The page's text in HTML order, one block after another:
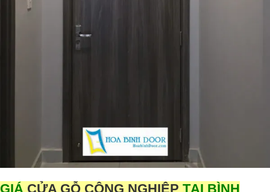
GIÁ CỬA GỖ CÔNG NGHIỆP TẠI BÌNH